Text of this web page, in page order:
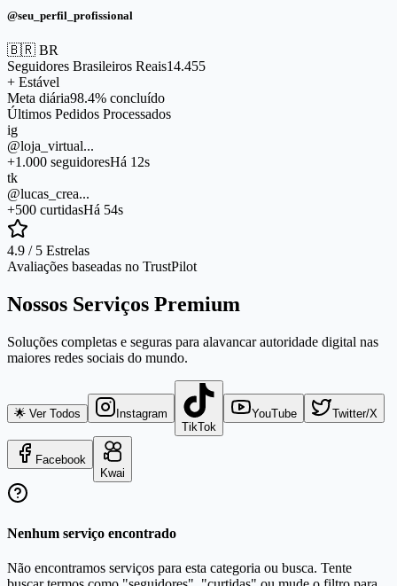
@seu_perfil_profissional
🇧🇷 BR
Seguidores Brasileiros Reais14.455
+ Estável
Meta diária98.4% concluído
Últimos Pedidos Processados
ig
@loja_virtual...
+1.000 seguidoresHá 12s
tk
@lucas_crea...
+500 curtidasHá 54s
4.9 / 5 Estrelas
Avaliações baseadas no TrustPilot
Nossos Serviços Premium
Soluções completas e seguras para alavancar autoridade digital nas
maiores redes sociais do mundo.
🌟 Ver Todos
Instagram
TikTok
YouTube Twitter/X
Facebook
Kwai
Nenhum serviço encontrado
Não encontramos serviços para esta categoria ou busca. Tente